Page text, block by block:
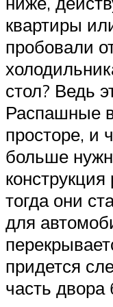
квартиры
пробовали
стол? Ведь
Распашные
просторе, и
больше
тогда они
для
придется
часть